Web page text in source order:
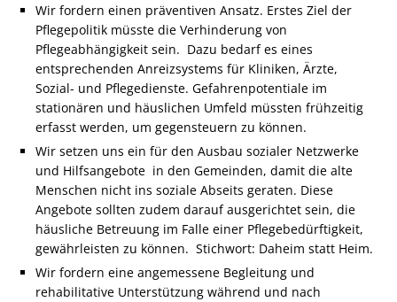
Wir fordern einen präventiven Ansatz. Erstes Ziel der
Pflegepolitik müsste die Verhinderung von
Pflegeabhängigkeit sein. Dazu bedarf es eines
entsprechenden Anreizsystems für Kliniken, Ärzte,
Sozial- und Pflegedienste. Gefahrenpotentiale im
stationären und häuslichen Umfeld müssten frühzeitig
erfasst werden, um gegensteuern zu können.
Wir setzen uns ein für den Ausbau sozialer Netzwerke
und Hilfsangebote in den Gemeinden, damit die alte
Menschen nicht ins soziale Abseits geraten. Diese
Angebote sollten zudem darauf ausgerichtet sein, die
häusliche Betreuung im Falle einer Pflegebedürftigkeit,
gewährleisten zu können. Stichwort: Daheim statt Heim.
Wir fordern eine angemessene Begleitung und
rehabilitative Unterstützung während und nach